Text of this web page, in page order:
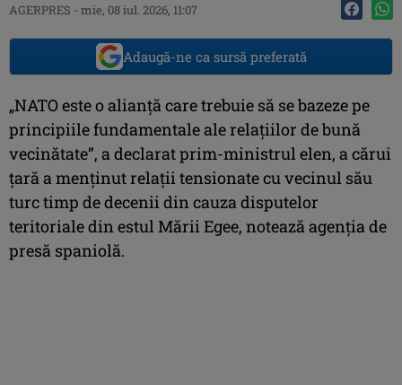
AGERPRES - mie, 08 iul. 2026, 11:07
Adaugă-ne ca sursă preferată
„NATO este o alianţă care trebuie să se bazeze pe
principiile fundamentale ale relaţiilor de bună
vecinătate”, a declarat prim-ministrul elen, a cărui
ţară a menţinut relaţii tensionate cu vecinul său
turc timp de decenii din cauza disputelor
teritoriale din estul Mării Egee, notează agenţia de
presă spaniolă.